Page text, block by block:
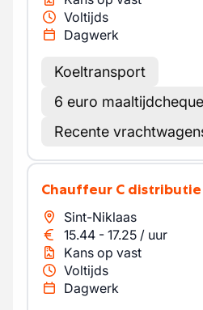
Voltijds
Dagwerk
Koeltransport
6 euro
Recente
Chauffeur C distributie
Sint-Niklaas
15.44 - 17.25 / uur
Kans op vast
Voltijds
Dagwerk